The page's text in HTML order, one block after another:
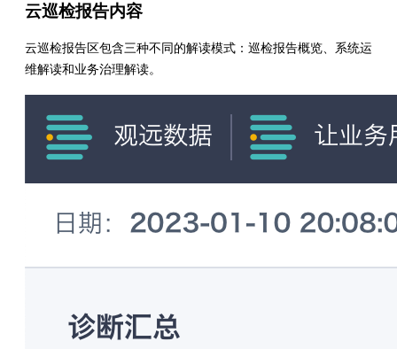
云巡检报告内容
云巡检报告区包含三种不同的解读模式：巡检报告概览、系统运
维解读和业务治理解读。